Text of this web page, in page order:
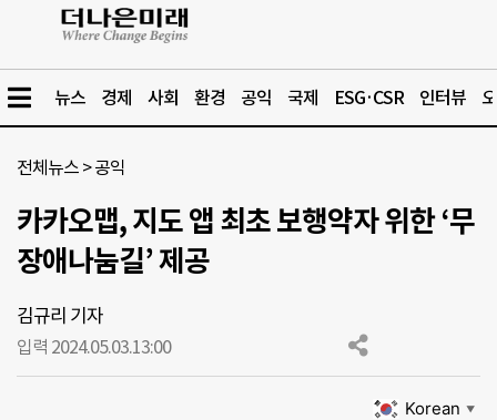
뉴스 경제 사회 환경 공익 국제 ESG·CSR 인터뷰
전체뉴스 >공익
카카오맵, 지도 앱 최초 보행약자 위한 ‘무
장애나눔길’ 제공
김규리 기자
입력 2024.05.03.13:00
Korean ▼